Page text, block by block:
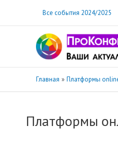
содержимому
Все события 2024/2025
Главная Платформы
Платформы